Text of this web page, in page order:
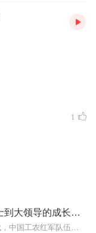
1
从战士到领导：10位小战士到大领导的成长历程
【内容简介】在20世纪20-30年代，中国工农红军队伍中有很多年纪很小的战士。当时他们有的还没有枪高，有的生活还不能完全自理，有的甚至睡觉还叫爹娘。他们当中年龄...